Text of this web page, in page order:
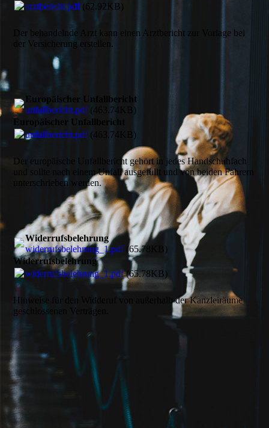
arztbericht.pdf(62.92KB)
Der behandelnde Arzt kann einen Arzt­bericht zur Vorlage bei
der Versicherung erstellen.
Europäischer Unfallbericht
unfallbericht.pdf(463.74KB)
Europäischer Unfallbericht
unfallbericht.pdf(463.74KB)
Der europäische Unfall­bericht gehört in jedes Hand­schuh­fach
und sollte nach einem Unfall aus­gefüllt und von beiden Fahrern
unter­schrieben werden.
Widerrufsbelehrung
widerrufsbelehrung_1.pdf(65.78KB)
Widerrufsbelehrung
widerrufsbelehrung_1.pdf(65.78KB)
Hinweise für den Widderuf von außer­halb der Kanzlei­räume
geschlossenen Verträgen.